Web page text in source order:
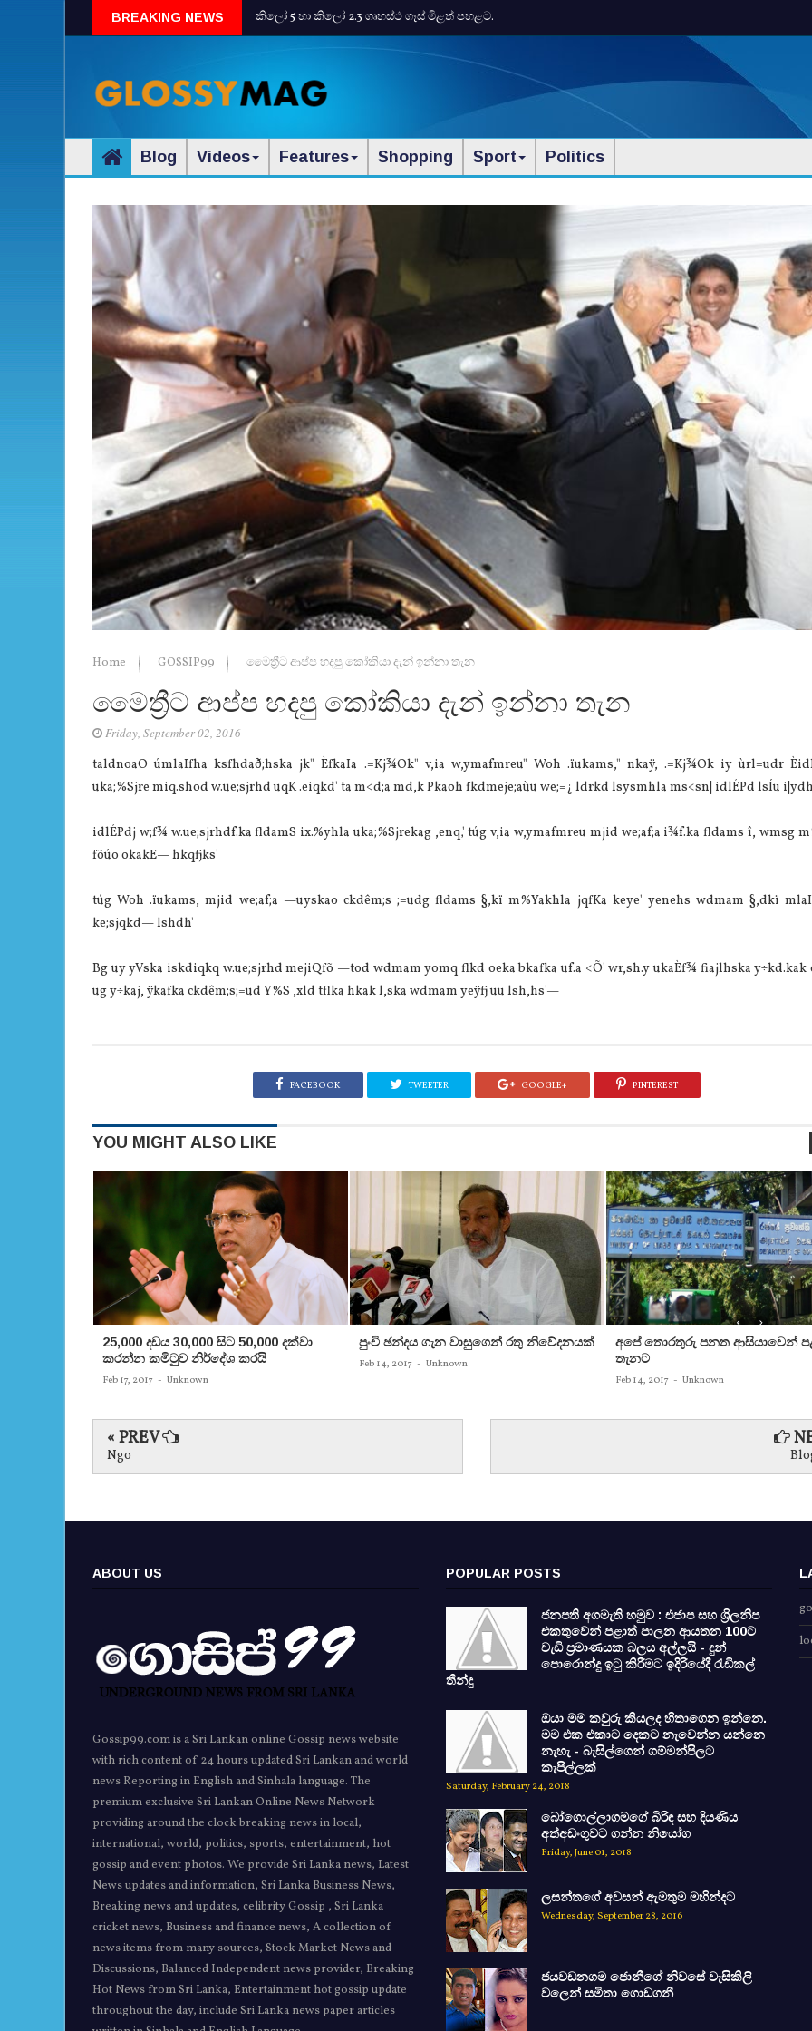
BREAKING NEWS කිලෝ 5 හා කිලෝ 2.3 ගෘහස්ථ ගෑස් මිළත් පහළට.
Blog Videos Features Shopping Sport Politics
Home GOSSIP99 මෛත්‍රීට ආප්ප හදපු කෝකියා දැන් ඉන්නා තැන
මෛත්‍රීට ආප්ප හදපු කෝකියා දැන් ඉන්නා තැන
Friday, September 02, 2016
taldnoaO úmlaIfha ksfhdað;hska jk" ÈfkaIa .=Kj¾Ok" v,ia w,ymafmreu" Woh .ïukams," nkaÿ, .=Kj¾Ok iy ùrl=udr
uka;%Sjre miq.shod w.ue;sjrhd uqK .eiqkd' ta m<d;a md,k Pkaoh fkdmeje;aùu we;=¿ ldrkd lsysmhla ms<sn| idlÉPd lsÍu
idlÉPdj w;f¾ w.ue;sjrhdf.ka fldamS ix.%‍yhla uka;%Sjrekag ,enq‚' túg v,ia w,ymafmreu mjid we;af;a i¾f.ka fldams î, wmsg
fõúo okakE— hkqfjks'
túg Woh .ïukams, mjid we;af;a —uyskao ckdêm;s ;=udg fldams §,kï m%‍Yakhla jqfKa keye' yenehs wdmam §,dkï
ke;sjqkd— lshdh'
Bg uy yVska iskdiqkq w.ue;sjrhd mejiQfõ —tod wdmam yomq flkd oeka bkafka uf.a <Õ' wr,sh.y ukaÈf¾ fiajlhska
ug y÷kaj, ÿkafka ckdêm;s;=ud Y%S ,xld tflka hkak l,ska wdmam yeÿfj uu lsh,hs'—
FACEBOOK TWEETER GOOGLE+ PINTEREST
YOU MIGHT ALSO LIKE
25,000 දඩය 30,000 සිට 50,000 දක්වා
කරන්න කමිටුව නිර්දේශ කරයි
Feb 17, 2017 - Unknown
පුංචි ඡන්දය ගැන වාසුගෙන් රතු නිවේදනයක්‌
Feb 14, 2017 - Unknown
අපේ තොරතුරු පනත ආසියාවෙන්
තැනට
Feb 14, 2017 - Unknown
« PREV
Ngo
ABOUT US
Gossip99.com is a Sri Lankan online Gossip news website
with rich content of 24 hours updated Sri Lankan and world
news Reporting in English and Sinhala language. The
premium exclusive Sri Lankan Online News Network
providing around the clock breaking news in local,
international, world, politics, sports, entertainment, hot
gossip and event photos. We provide Sri Lanka news, Latest
News updates and information, Sri Lanka Business News,
Breaking news and updates, celibrity Gossip , Sri Lanka
cricket news, Business and finance news, A collection of
news items from many sources, Stock Market News and
Discussions, Balanced Independent news provider, Breaking
Hot News from Sri Lanka, Entertainment hot gossip update
throughout the day, include Sri Lanka news paper articles
POPULAR POSTS
ජනපති අගමැති හමුව : එජාප සහ ශ්‍රිලනිප
එකතුවෙන් පළාත් පාලන ආයතන 100ට
වැඩි ප්‍රමාණයක බලය අල්ලයි - දුන්
පොරොන්දු ඉටු කිරීමට ඉදිරියේදී රැඩිකල්
තීන්දු
ඔයා මම කවුරු කියලද හිතාගෙන ඉන්නෙ.
මම එක එකාට දෙකට නැවෙන්න යන්නෙ
නැහැ - බැසිල්ගෙන් ගම්මන්පිලට
කැපිල්ලක්
Saturday, February 24, 2018
බෝගොල්ලාගමගේ බිරිඳ සහ දියණිය
අත්අඩංගුවට ගන්න නියෝග
Friday, June 01, 2018
ලසන්තගේ අවසන් ඇමතුම මහින්දට
Wednesday, September 28, 2016
ජයවඩනගම ජොනීගේ නිවසේ වැසිකිලි
වලෙන් සමිතා ගොඩගනී